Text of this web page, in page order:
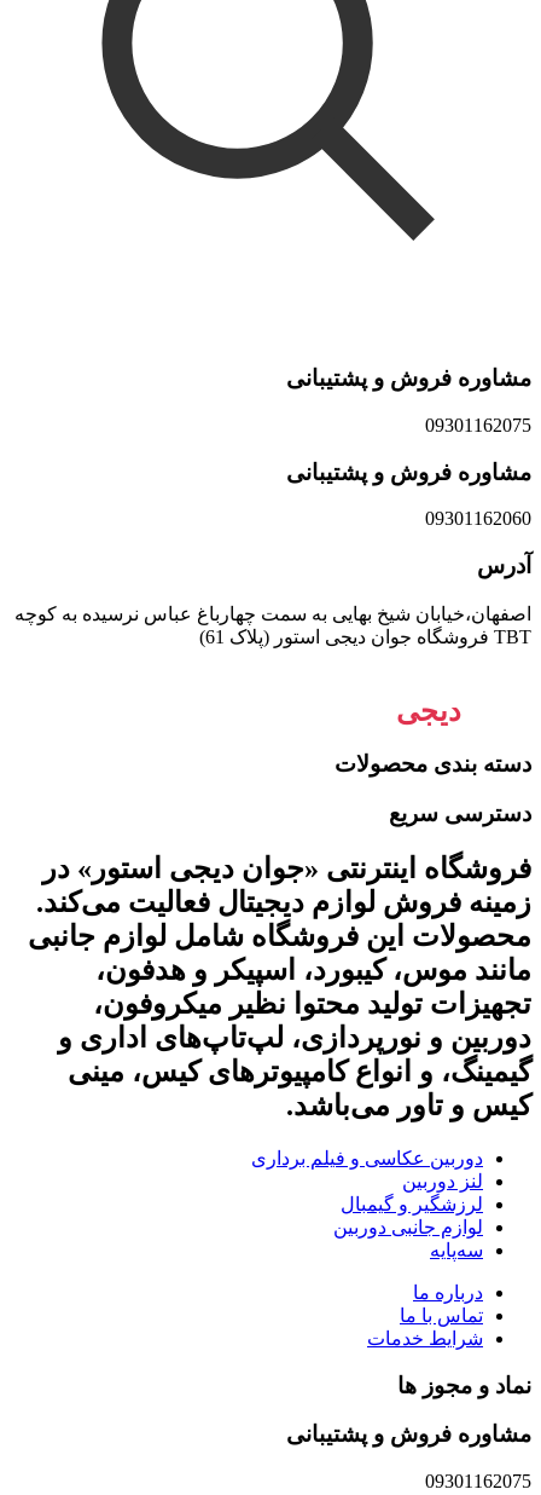
مشاوره فروش و پشتیبانی
09301162075
مشاوره فروش و پشتیبانی
09301162060
آدرس
اصفهان،خیابان شیخ بهایی به سمت چهارباغ عباس نرسیده به کوچه
TBT فروشگاه جوان دیجی استور (پلاک 61)
دیجی
دسته بندی محصولات
دسترسی سریع
فروشگاه اینترنتی «جوان دیجی استور» در
زمینه فروش لوازم دیجیتال فعالیت می‌کند.
محصولات این فروشگاه شامل لوازم جانبی
مانند موس، کیبورد، اسپیکر و هدفون،
تجهیزات تولید محتوا نظیر میکروفون،
دوربین و نورپردازی، لپ‌تاپ‌های اداری و
گیمینگ، و انواع کامپیوترهای کیس، مینی
کیس و تاور می‌باشد.
دوربین عکاسی و فیلم برداری
لنز دوربین
لرزشگیر و گیمبال
لوازم جانبی دوربین
سه‌پایه
درباره ما
تماس با ما
شرایط خدمات
نماد و مجوز ها
مشاوره فروش و پشتیبانی
09301162075